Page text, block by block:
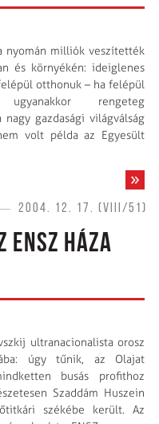
nyomán milliók veszítették
és környékén: ideiglenes
otthonuk – ha felépül
rengeteg
gazdasági világválság
volt példa az Egyesült
2004. 12. 17. (VIII/51)
ENSZ HÁZA
ultranacionalista orosz
úgy tűnik, az Olajat
busás profithoz
Szaddám Huszein
székébe került. Az